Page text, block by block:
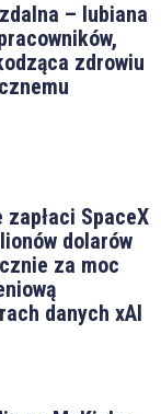
– lubiana
zdrowiu
zapłaci SpaceX
dolarów
za moc
danych xAI